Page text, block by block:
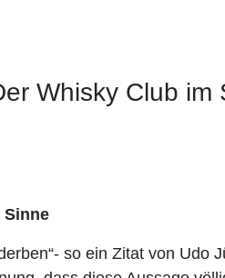
Whisky Club im
Sinne
so ein Zitat von Udo